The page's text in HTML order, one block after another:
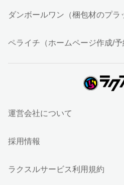
ダンボールワン（梱包材のプラ
ペライチ（ホームページ作成/予
運営会社について
採用情報
ラクスルサービス利用規約